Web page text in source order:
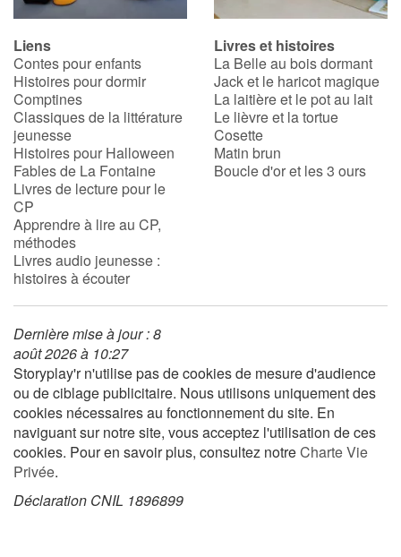
Autour de la lecture
Apprendre à lire
Livre audio
Activités et ateliers
Apprendre les langues
Dyslexie, troubles de la lecture
Nos listes de lecture
Les plus lus
Coups de coeur
Liens
Contes pour enfants
Histoires pour dormir
Comptines
Classiques de la littérature
jeunesse
Histoires pour Halloween
Fables de La Fontaine
Livres de lecture pour le
CP
Apprendre à lire au CP,
méthodes
Livres audio jeunesse :
histoires à écouter
Livres et histoires
La Belle au bois dormant
Jack et le haricot magique
La laitière et le pot au lait
Le lièvre et la tortue
Cosette
Matin brun
Boucle d'or et les 3 ours
Dernière mise à jour : 8
août 2026 à 10:27
Storyplay'r n'utilise pas de cookies de mesure d'audience
ou de ciblage publicitaire. Nous utilisons uniquement des
cookies nécessaires au fonctionnement du site. En
naviguant sur notre site, vous acceptez l'utilisation de ces
cookies. Pour en savoir plus, consultez notreCharte Vie
Privée.
Déclaration CNIL 1896899